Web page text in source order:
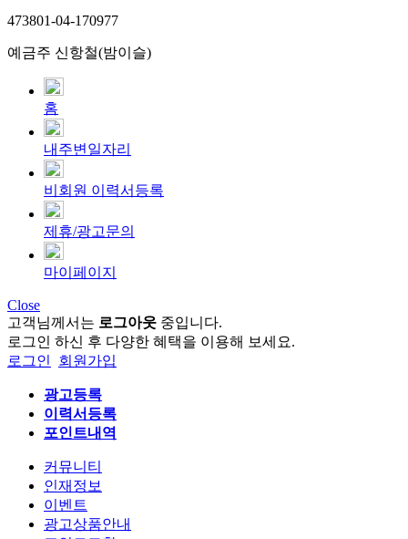
473801-04-170977
예금주 신항철(밤이슬)
홈
내주변일자리
비회원 이력서등록
제휴/광고문의
마이페이지
Close
고객님께서는 로그아웃 중입니다.
로그인 하신 후 다양한 혜택을 이용해 보세요.
로그인
회원가입
광고등록
이력서등록
포인트내역
커뮤니티
인재정보
이벤트
광고상품안내